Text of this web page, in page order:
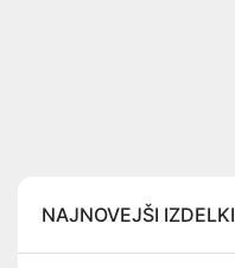
NAJNOVEJŠI IZDELKI